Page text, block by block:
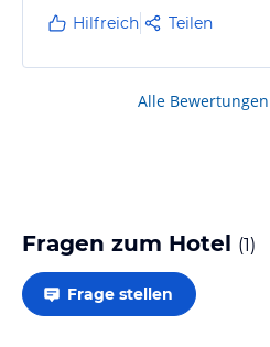
Hilfreich Teilen
Alle
Fragen zum Hotel (1)
Frage stellen